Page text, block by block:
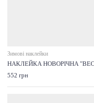
Зимові наклейки
НАКЛЕЙКА НОВОРІЧНА
552 грн